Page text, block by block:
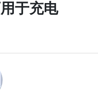
于充电